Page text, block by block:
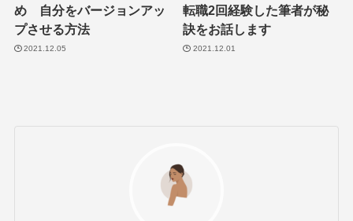
め 自分をバージョンアッ
プさせる方法
2021.12.05
転職2回経験した筆者が秘
訣をお話します
2021.12.01